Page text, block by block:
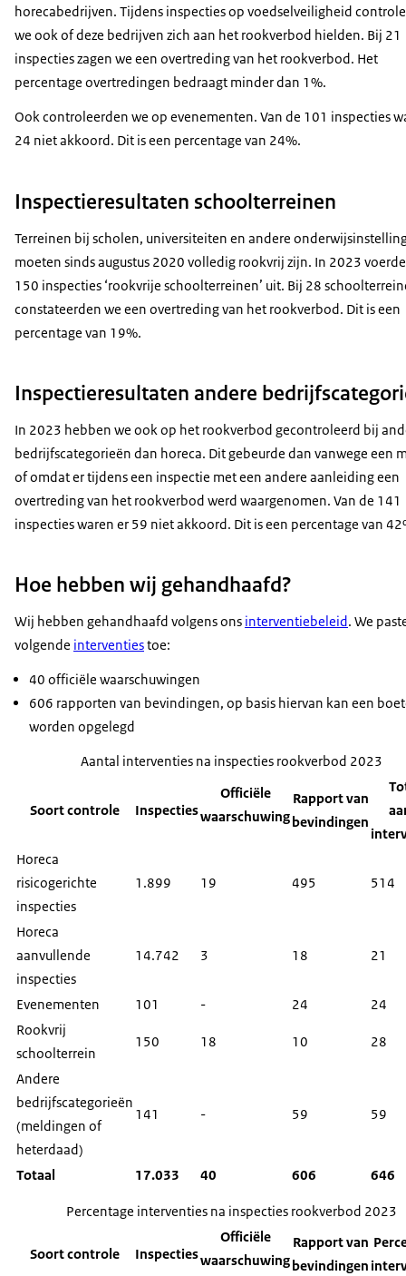
horecabedrijven. Tijdens inspecties op voedselveiligheid
we ook of deze bedrijven zich aan het rookverbod hielden. Bij 21
inspecties zagen we een overtreding van het rookverbod. Het
percentage overtredingen bedraagt minder dan 1%.
Ook controleerden we op evenementen. Van de 101 inspecties
24 niet akkoord. Dit is een percentage van 24%.
Inspectieresultaten schoolterreinen
Terreinen bij scholen, universiteiten en andere
moeten sinds augustus 2020 volledig rookvrij zijn. In 2023
150 inspecties ‘rookvrije schoolterreinen’ uit. Bij 28
constateerden we een overtreding van het rookverbod. Dit is een
percentage van 19%.
Inspectieresultaten andere
In 2023 hebben we ook op het rookverbod gecontroleerd bij
bedrijfscategorieën dan horeca. Dit gebeurde dan vanwege een
of omdat er tijdens een inspectie met een andere aanleiding een
overtreding van het rookverbod werd waargenomen. Van de 141
inspecties waren er 59 niet akkoord. Dit is een percentage van
Hoe hebben wij gehandhaafd?
Wij hebben gehandhaafd volgens ons interventiebeleid. We
volgende interventiestoe:
40 officiële waarschuwingen
606 rapporten van bevindingen, op basis hiervan kan een
worden opgelegd
Aantal interventies na inspecties rookverbod 2023
Soort controle Inspecties
Officiële
waarschuwing
Rapport van
bevindingen
Horeca
risicogerichte
inspecties
1.899 19 495 514
Horeca
aanvullende
inspecties
14.742 3 18 21
Evenementen 101 - 24
24
Rookvrij
schoolterrein
150 18 10 28
Andere
bedrijfscategorieën
(meldingen of
heterdaad)
141 - 59 59
Totaal 17.033 40 606 646
Percentage interventies na inspecties rookverbod 2023
Soort controle Inspecties
Officiële
waarschuwing
Rapport van
bevindingen